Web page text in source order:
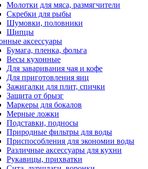
Молотки для мяса, размягчители
Скребки для рыбы
Шумовки, половники
Щипцы
аксессуары
Бумага, пленка, фольга
Весы кухонные
Для заваривания чая и кофе
Для приготовления яиц
Зажигалки для плит, спички
Защита от брызг
Маркеры для бокалов
Мерные ложки
Подставки, подносы
Природные фильтры для воды
Приспособления для экономии воды
Различные аксессуары для кухни
Рукавицы, прихватки